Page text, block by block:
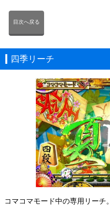
目次へ戻る
四季リーチ
コマコマモード中の専用リーチ。